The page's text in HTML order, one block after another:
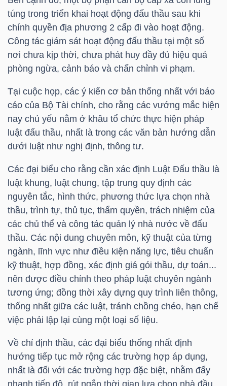
túng trong triển khai hoạt động đấu thầu sau khi
chính quyền địa phương 2 cấp đi vào hoạt động.
Công tác giám sát hoạt động đấu thầu tại một số
nơi chưa kịp thời, chưa phát huy đầy đủ hiệu quả
phòng ngừa, cảnh báo và chấn chỉnh vi phạm.
Tại cuộc họp, các ý kiến cơ bản thống nhất với báo
cáo của Bộ Tài chính, cho rằng các vướng mắc hiện
nay chủ yếu nằm ở khâu tổ chức thực hiện pháp
luật đấu thầu, nhất là trong các văn bản hướng dẫn
dưới luật như nghị định, thông tư.
Các đại biểu cho rằng cần xác định Luật Đấu thầu là
luật khung, luật chung, tập trung quy định các
nguyên tắc, hình thức, phương thức lựa chọn nhà
thầu, trình tự, thủ tục, thẩm quyền, trách nhiệm của
các chủ thể và công tác quản lý nhà nước về đấu
thầu. Các nội dung chuyên môn, kỹ thuật của từng
ngành, lĩnh vực như điều kiện năng lực, tiêu chuẩn
kỹ thuật, hợp đồng, xác định giá gói thầu, dự toán...
nên được điều chỉnh theo pháp luật chuyên ngành
tương ứng; đồng thời xây dựng quy trình liên thông,
thống nhất giữa các luật, tránh chồng chéo, hạn chế
việc phải lập lại cùng một loại số liệu.
Về chỉ định thầu, các đại biểu thống nhất định
hướng tiếp tục mở rộng các trường hợp áp dụng,
nhất là đối với các trường hợp đặc biệt, nhằm đẩy
nhanh tiến độ, rút ngắn thời gian lựa chọn nhà đầu
VS-
SECTOR
NĂNG
LƯỢNG
NGUYÊN
VẬT
LIỆU
CÔNG
NGHIỆP
DÙNG
KHÔNG
THIẾT